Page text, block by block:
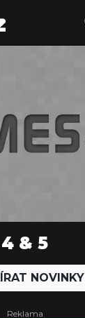
4 & 5
NOVINKY